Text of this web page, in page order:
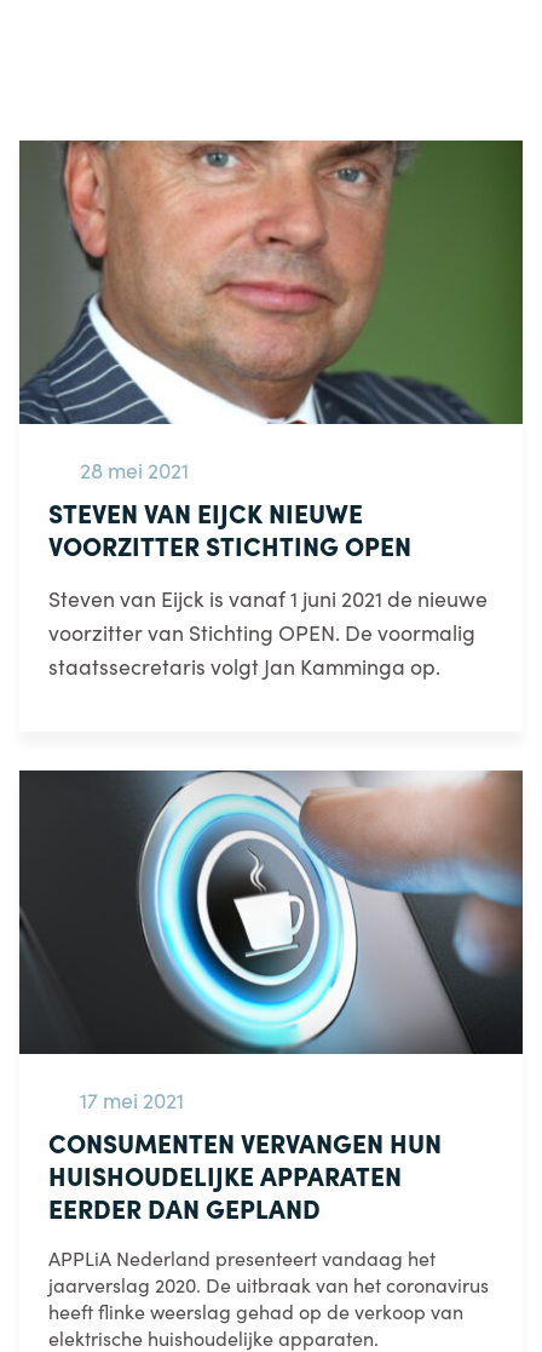
28 mei 2021
STEVEN VAN EIJCK NIEUWE
VOORZITTER STICHTING OPEN
Steven van Eijck is vanaf 1 juni 2021 de nieuwe
voorzitter van Stichting OPEN. De voormalig
staatssecretaris volgt Jan Kamminga op.
17 mei 2021
CONSUMENTEN VERVANGEN HUN
HUISHOUDELIJKE APPARATEN
EERDER DAN GEPLAND
APPLiA Nederland presenteert vandaag het
jaarverslag 2020. De uitbraak van het coronavirus
heeft flinke weerslag gehad op de verkoop van
elektrische huishoudelijke apparaten.